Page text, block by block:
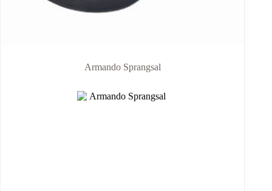
Armando Sprangsal